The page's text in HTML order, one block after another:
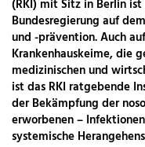
(RKI) mit Sitz in Berlin
Bundesregierung auf
und -prävention. Auch
Krankenhauskeime, die
medizinischen und
ist das RKI ratgebende
der Bekämpfung der
erworbenen –
systemische